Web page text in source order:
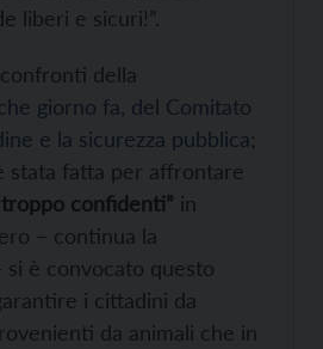
liberi e sicuri!”.
della
giorno fa, del Comitato
e la sicurezza pubblica;
stata fatta per affrontare
troppo confidenti” in
– continua la
si è convocato questo
i cittadini da
da animali che in